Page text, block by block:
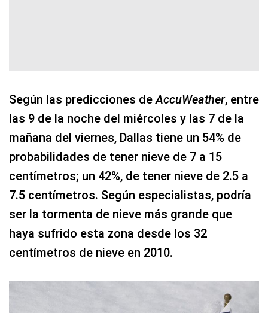
Según las predicciones deAccuWeather, entre
las 9 de la noche del miércoles y las 7 de la
mañana del viernes, Dallas tiene un 54% de
probabilidades de tener nieve de 7 a 15
centímetros; un 42%, de tener nieve de 2.5 a
7.5 centímetros. Según especialistas, podría
ser la tormenta de nieve más grande que
haya sufrido esta zona desde los 32
centímetros de nieve en 2010.